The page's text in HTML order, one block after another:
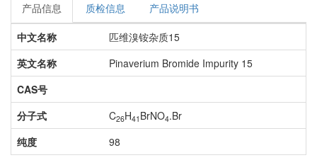
产品信息
质检信息 产品说明书
中文名称
匹维溴铵杂质15
英文名称
Pinaverium Bromide Impurity 15
CAS号
分子式
C26H41 BrNO4.Br
纯度
98